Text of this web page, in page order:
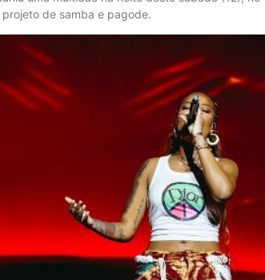
de samba e pagode.